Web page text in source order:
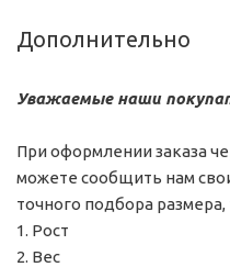
Дополнительно
Уважаемые наши
При оформлении заказа
можете сообщить нам
точного подбора размера,
1. Рост
2. Вес